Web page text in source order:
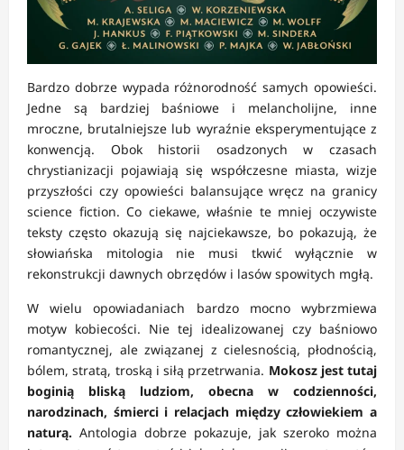
Bardzo dobrze wypada różnorodność samych opowieści.
Jedne są bardziej baśniowe i melancholijne, inne
mroczne, brutalniejsze lub wyraźnie eksperymentujące z
konwencją. Obok historii osadzonych w czasach
chrystianizacji pojawiają się współczesne miasta, wizje
przyszłości czy opowieści balansujące wręcz na granicy
science fiction. Co ciekawe, właśnie te mniej oczywiste
teksty często okazują się najciekawsze, bo pokazują, że
słowiańska mitologia nie musi tkwić wyłącznie w
rekonstrukcji dawnych obrzędów i lasów spowitych mgłą.
W wielu opowiadaniach bardzo mocno wybrzmiewa
motyw kobiecości. Nie tej idealizowanej czy baśniowo
romantycznej, ale związanej z cielesnością, płodnością,
bólem, stratą, troską i siłą przetrwania. Mokosz jest tutaj
boginią bliską ludziom, obecna w codzienności,
narodzinach, śmierci i relacjach między człowiekiem a
naturą. Antologia dobrze pokazuje, jak szeroko można